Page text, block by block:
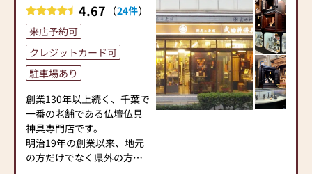
店舗での販売では初期対応
に「ロボットでの接客」を
取り入れています。これは
お客様が「店員にじっと見
られている圧迫感を無く
当店側から勧めたり、話し
かけたりはしないので、ま
ずはルミエールの世界観を
ゆっくりとご覧下さい。
4.67 （24件）
来店予約可
クレジットカード可
駐車場あり
創業130年以上続く、千葉で
一番の老舗である仏壇仏具
神具専門店です。
明治19年の創業以来、地元
の方だけでなく県外の方な